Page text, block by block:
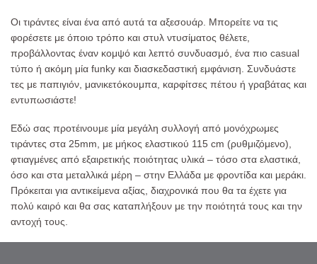
Οι τιράντες είναι ένα από αυτά τα αξεσουάρ. Μπορείτε να τις
φορέσετε με όποιο τρόπο και στυλ ντυσίματος θέλετε,
προβάλλοντας έναν κομψό και λεπτό συνδυασμό, ένα πιο casual
τύπο ή ακόμη μία funky και διασκεδαστική εμφάνιση. Συνδυάστε
τες με παπιγιόν, μανικετόκουμπα, καρφίτσες πέτου ή γραβάτας και
εντυπωσιάστε!
Εδώ σας προτέινουμε μία μεγάλη συλλογή από μονόχρωμες
τιράντες στα 25mm, με μήκος ελαστικού 115 cm (ρυθμιζόμενο),
φτιαγμένες από εξαιρετικής ποιότητας υλικά – τόσο στα ελαστικά,
όσο και στα μεταλλικά μέρη – στην Ελλάδα με φροντίδα και μεράκι.
Πρόκειται για αντικείμενα αξίας, διαχρονικά που θα τα έχετε για
πολύ καιρό και θα σας καταπλήξουν με την ποιότητά τους και την
αντοχή τους.